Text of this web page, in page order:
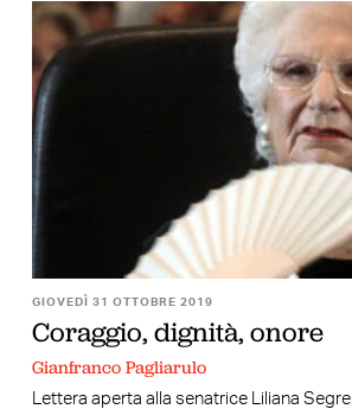
GIOVEDÌ 31 OTTOBRE 2019
Coraggio, dignità, onore
Gianfranco Pagliarulo
Lettera aperta alla senatrice Liliana Segre